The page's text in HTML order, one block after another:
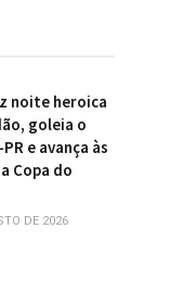
noite heroica
goleia o
e avança às
Copa do
DE 2026